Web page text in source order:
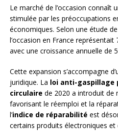
Le marché de l’occasion connaît
stimulée par les préoccupations
économiques. Selon une étude de
l’occasion en France représentait
avec une croissance annuelle de
Cette expansion s’accompagne
juridique. La loi anti-gaspillage
circulaire de 2020 a introduit de
favorisant le réemploi et la
l’indice de réparabilité est
certains produits électroniques